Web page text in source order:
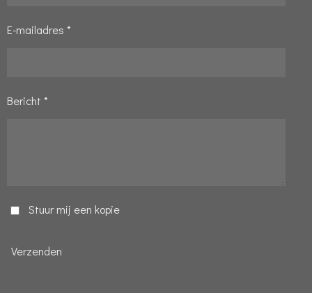
E-mailadres *
Bericht *
Stuur mij een kopie
Verzenden